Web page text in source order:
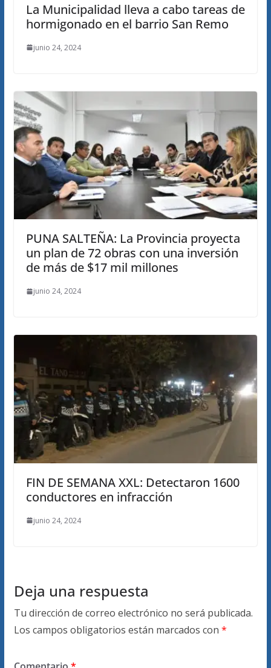
La Municipalidad lleva a cabo tareas de
hormigonado en el barrio San Remo
junio 24, 2024
PUNA SALTEÑA: La Provincia proyecta
un plan de 72 obras con una inversión
de más de $17 mil millones
junio 24, 2024
FIN DE SEMANA XXL: Detectaron 1600
conductores en infracción
junio 24, 2024
Deja una respuesta
Tu dirección de correo electrónico no será publicada.
Los campos obligatorios están marcados con *